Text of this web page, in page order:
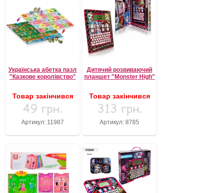
Українська абетка пазл
"Казкове королівство"
Товар закінчився
49 грн.
Артикул: 11987
Дитячий розвиваючий
планшет "Monster High"
Товар закінчився
313 грн.
Артикул: 8785